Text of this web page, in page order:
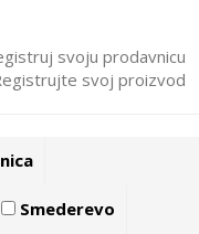
svoju prodavnicu
svoj proizvod
Smederevo